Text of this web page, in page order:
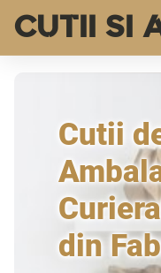
CUTII SI
Cutii
din